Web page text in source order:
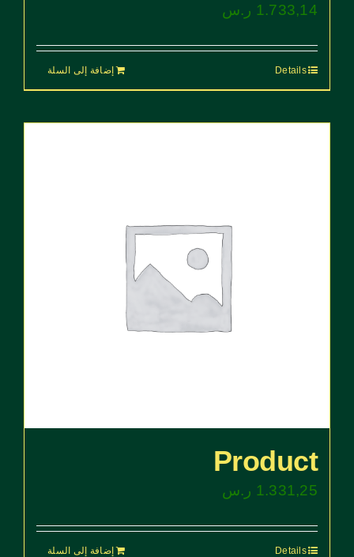
1.733,14 ر.س
إضافة إلى السلة Details
Product
1.331,25 ر.س
إضافة إلى السلة Details